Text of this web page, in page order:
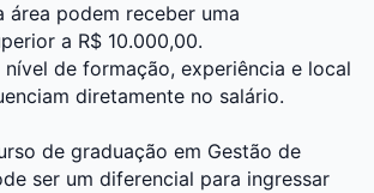
área podem receber uma
a R$ 10.000,00.
de formação, experiência e local
diretamente no salário.
de graduação em Gestão de
ser um diferencial para ingressar